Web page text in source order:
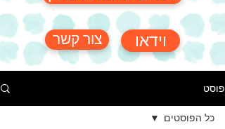
צור קשר וידאו
פוסט
כל הפוסטים